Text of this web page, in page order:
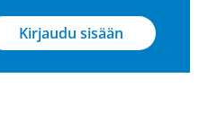
Kirjaudu sisään